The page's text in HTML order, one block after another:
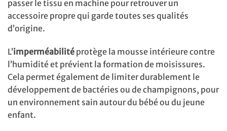
passer le tissu en machine pour retrouver un
accessoire propre qui garde toutes ses qualités
d’origine.
L’imperméabilité protège la mousse intérieure contre
l’humidité et prévient la formation de moisissures.
Cela permet également de limiter durablement le
développement de bactéries ou de champignons, pour
un environnement sain autour du bébé ou du jeune
enfant.